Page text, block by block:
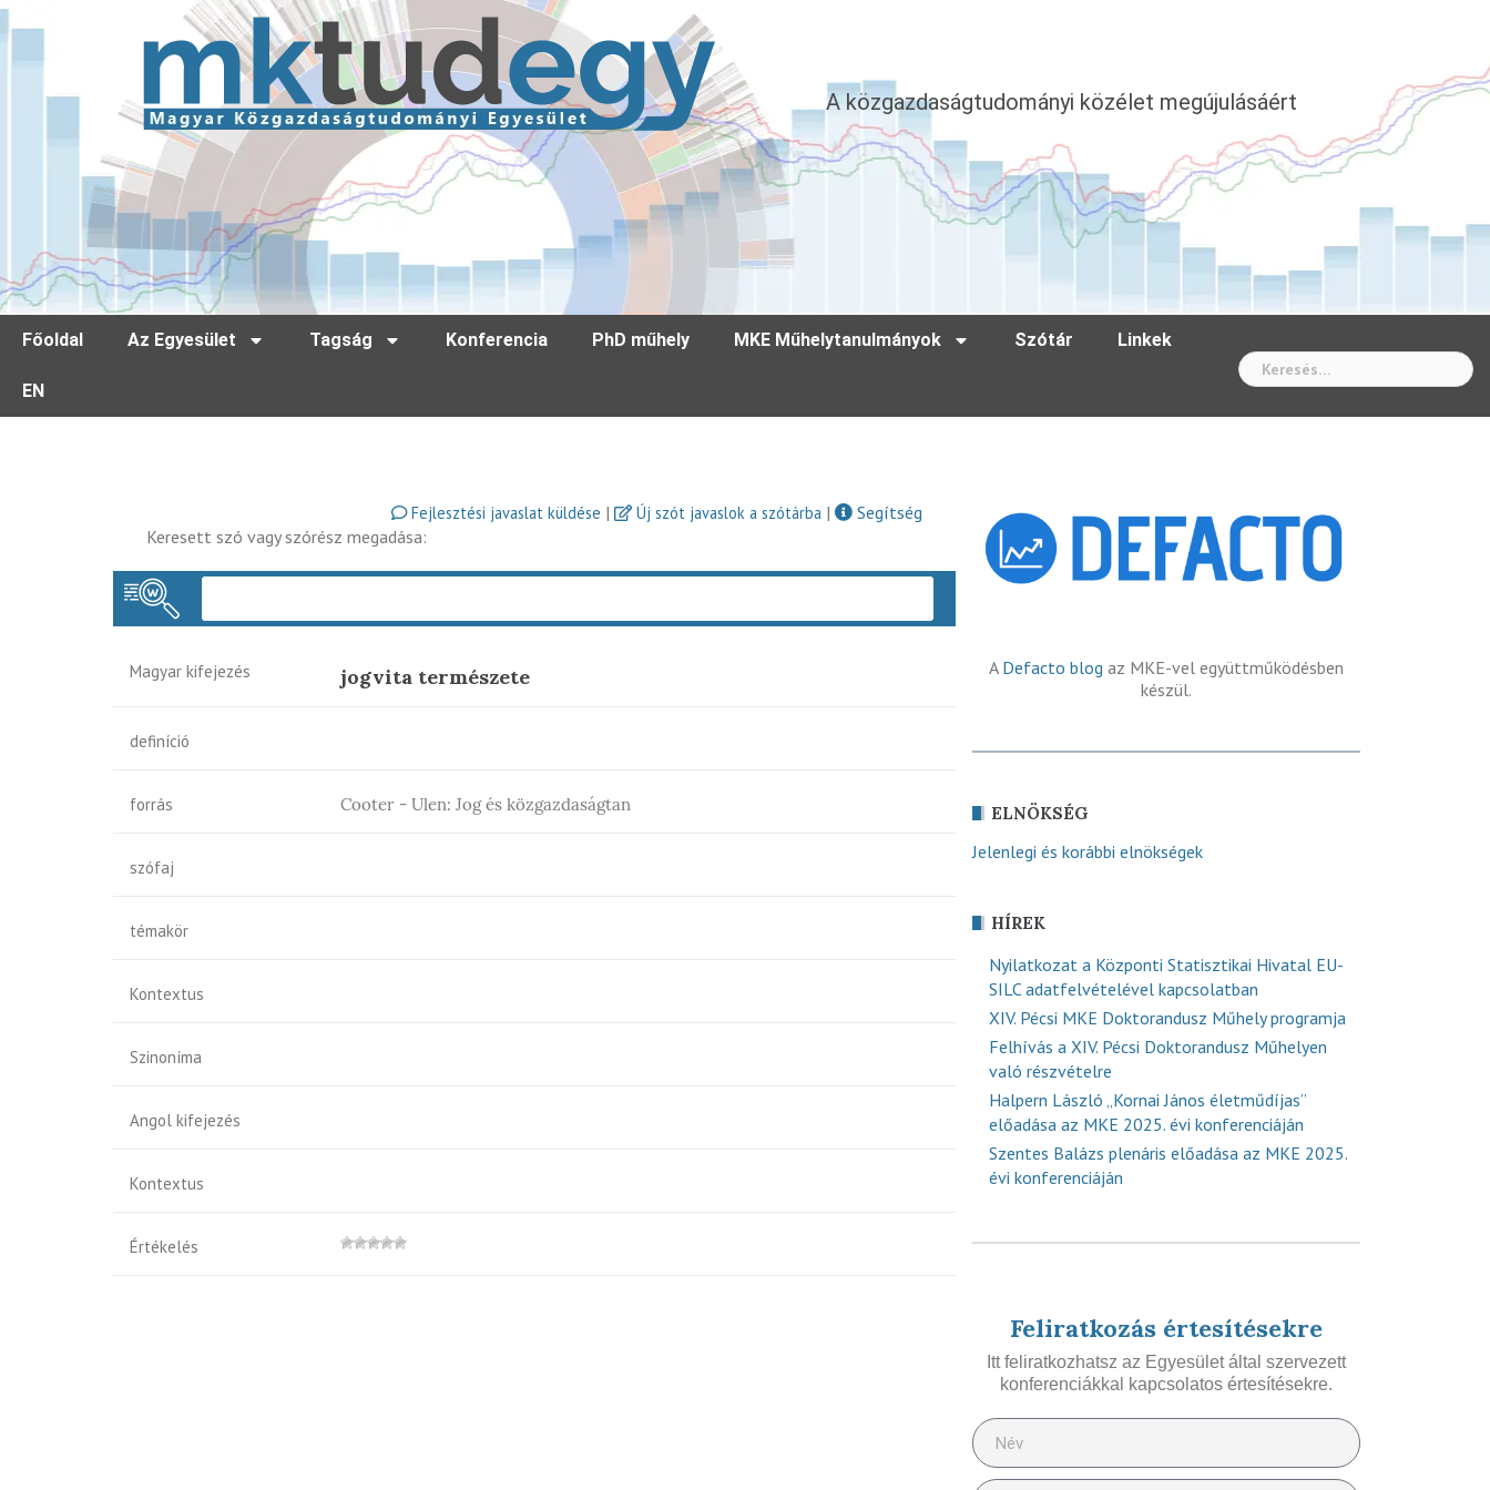
A közgazdaságtudományi közélet megújulásáért
Főoldal Az Egyesület Tagság Konferencia PhD műhely MKE Műhelytanulmányok Szótár Linkek
EN
Fejlesztési javaslat küldése | Új szót javaslok a szótárba |
Segítség
Keresett szó vagy szórész megadása:
Magyar kifejezés jogvita természete
definíció
forrás Cooter - Ulen: Jog és közgazdaságtan
szófaj
témakör
Kontextus
Szinoníma
Angol kifejezés
Kontextus
Értékelés
A Defacto blog az MKE-vel együttműködésben
készül.
ELNÖKSÉG
Jelenlegi és korábbi elnökségek
HÍREK
Nyilatkozat a Központi Statisztikai Hivatal EU-
SILC adatfelvételével kapcsolatban
XIV. Pécsi MKE Doktorandusz Műhely programja
Felhívás a XIV. Pécsi Doktorandusz Műhelyen
való részvételre
Halpern László „Kornai János életműdíjas”
előadása az MKE 2025. évi konferenciáján
Szentes Balázs plenáris előadása az MKE 2025.
évi konferenciáján
Feliratkozás értesítésekre
Itt feliratkozhatsz az Egyesület által szervezett
konferenciákkal kapcsolatos értesítésekre.